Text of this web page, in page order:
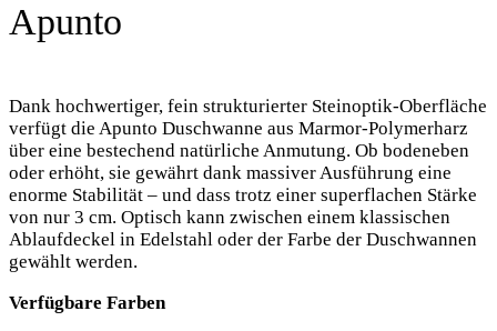
Apunto
Dank hochwertiger, fein strukturierter Steinoptik-Oberfläche
verfügt die Apunto Duschwanne aus Marmor-Polymerharz
über eine bestechend natürliche Anmutung. Ob bodeneben
oder erhöht, sie gewährt dank massiver Ausführung eine
enorme Stabilität – und dass trotz einer superflachen Stärke
von nur 3 cm. Optisch kann zwischen einem klassischen
Ablaufdeckel in Edelstahl oder der Farbe der Duschwannen
gewählt werden.
Verfügbare Farben